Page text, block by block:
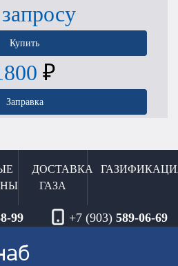
Купить
₽
Заправка
ДОСТАВКА
ГАЗА
99 +7 (903) 589-06-69